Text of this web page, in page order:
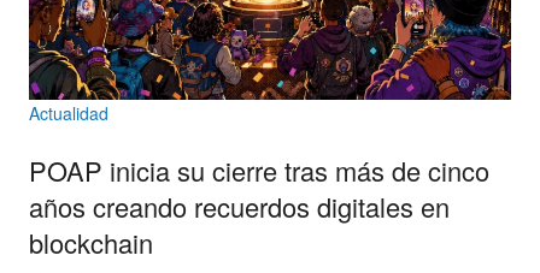
Actualidad
POAP inicia su cierre tras más de cinco
años creando recuerdos digitales en
blockchain